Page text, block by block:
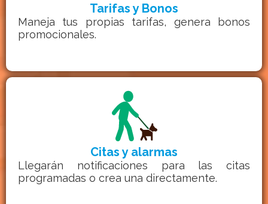
Tarifas y Bonos
Maneja tus propias tarifas, genera bonos
promocionales.
Citas y alarmas
Llegarán notificaciones para las citas
programadas o crea una directamente.